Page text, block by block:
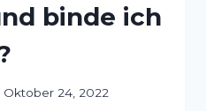
binde ich
Oktober 24, 2022